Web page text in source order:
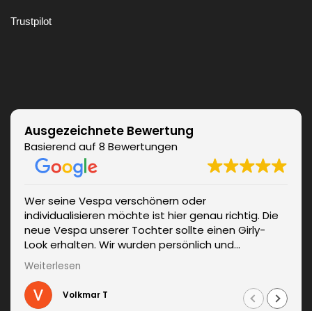
Trustpilot
Ausgezeichnete Bewertung
Basierend auf 8 Bewertungen
Wer seine Vespa verschönern oder
individualisieren möchte ist hier genau richtig. Die
neue Vespa unserer Tochter sollte einen Girly-
Look erhalten. Wir wurden persönlich und
kompetent beraten. Die Lieferung erfolgte
unverzüglich. Weitere Änderungen waren auch kein
Problem und wurden sofort umgesetzt.
Informationen zum fachgerechten Anbringen sind
Weiterlesen
Volkmar T